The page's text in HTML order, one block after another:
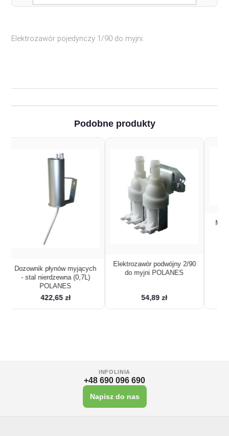
Elektrozawór pojedynczy 1/90 do myjni.
Podobne produkty
2/90
Membrana gumowa myjni
POLANES
INFOLINIA
+48 690 096 690
Napisz do nas